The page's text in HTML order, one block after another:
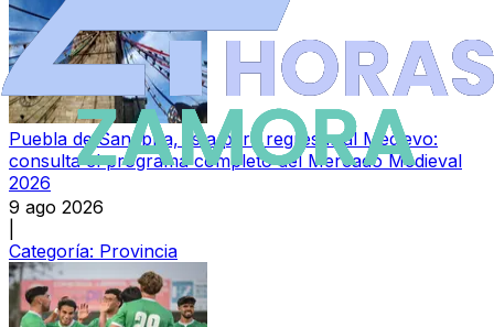
Puebla de Sanabria, lista para regresar al Medievo:
consulta el programa completo del Mercado Medieval
2026
9 ago 2026
Categoría: Provincia